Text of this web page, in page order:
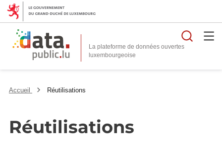
La plateforme de données ouvertes
Accueil Réutilisations
Réutilisations